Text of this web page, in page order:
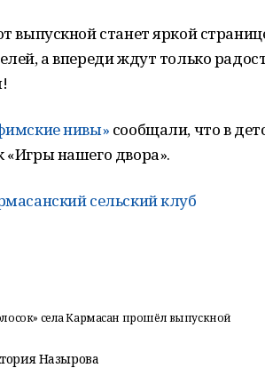
выпускной станет яркой
а впереди ждут только
нивы» сообщали, что в
«Игры нашего двора».
сельский клуб
села Кармасан прошёл выпускной
Назырова